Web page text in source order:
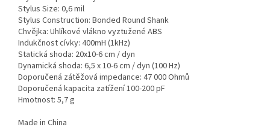
Stylus Size: 0,6 mil
Stylus Construction: Bonded Round Shank
Chvějka: Uhlíkové vlákno vyztužené ABS
Indukčnost cívky: 400mH (1kHz)
Statická shoda: 20x10-6 cm / dyn
Dynamická shoda: 6,5 x 10-6 cm / dyn (100 Hz)
Doporučená zátěžová impedance: 47 000 Ohmů
Doporučená kapacita zatížení 100-200 pF
Hmotnost: 5,7 g
Made in China